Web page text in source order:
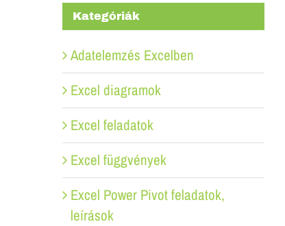
Kategóriák
Adatelemzés Excelben
Excel diagramok
Excel feladatok
Excel függvények
Excel Power Pivot feladatok,
leírások